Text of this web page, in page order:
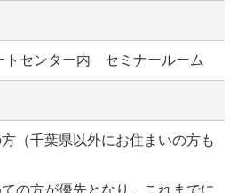
トセンター内 セミナールーム
（千葉県以外にお住まいの方も